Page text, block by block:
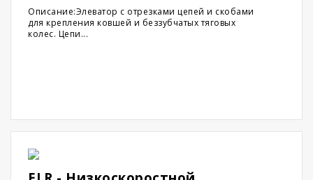
Описание:Элеватор с отрезками цепей и скобами
для крепления ковшей и беззубчатых тяговых
колес. Цепи...